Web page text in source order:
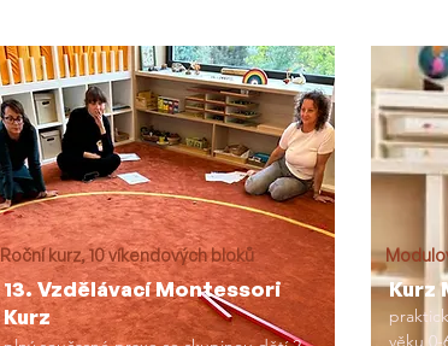
Roční kurz, 10 víkendových bloků
13. Vzdělávací Montessori
Kurz
Kurz
věku 0-